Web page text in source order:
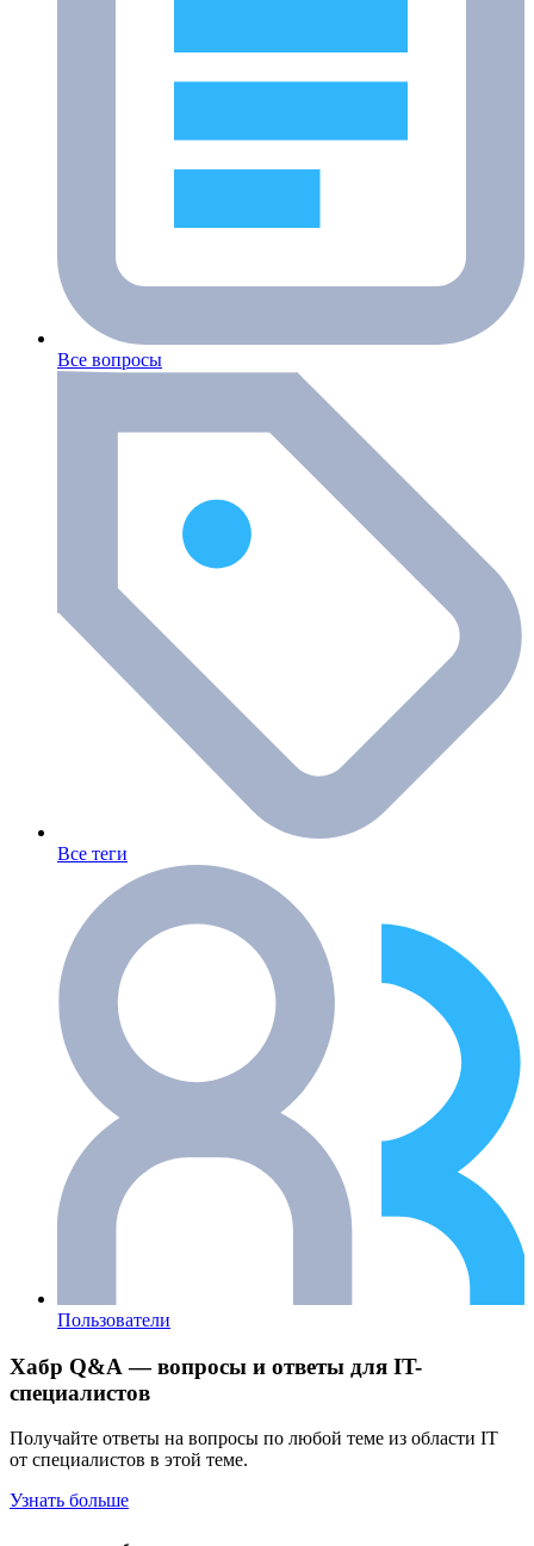
Все вопросы
Все теги
Пользователи
Хабр Q&A — вопросы и ответы для IT-
специалистов
Получайте ответы на вопросы по любой теме из области IT
от специалистов в этой теме.
Узнать больше